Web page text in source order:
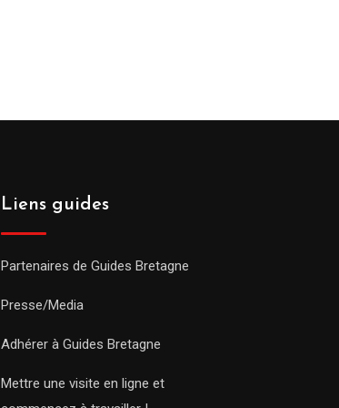
Liens guides
Partenaires de Guides Bretagne
Presse/Media
Adhérer à Guides Bretagne
Mettre une visite en ligne et